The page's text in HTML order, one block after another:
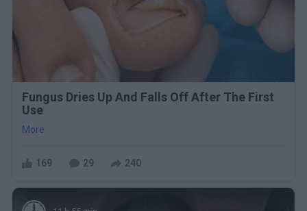
Fungus Dries Up And Falls Off After The First
Use
More
169 29 240